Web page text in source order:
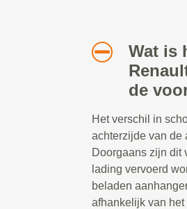
Wat is
de
Het verschil in
achterzijde van de
Doorgaans zijn dit
lading vervoerd
beladen
afhankelijk van